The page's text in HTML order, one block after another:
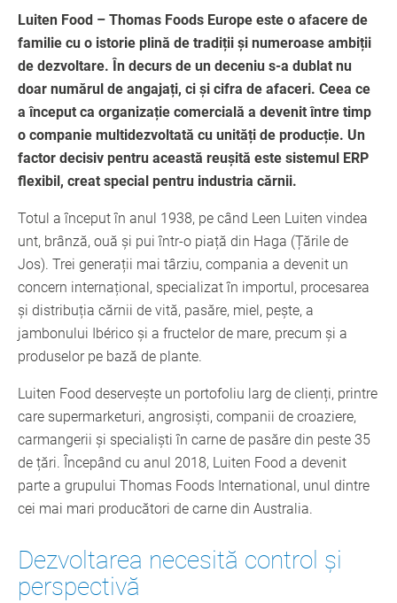
Luiten Food – Thomas Foods Europe este o afacere de
familie cu o istorie plină de tradiții și numeroase ambiții
de dezvoltare. În decurs de un deceniu s-a dublat nu
doar numărul de angajați, ci și cifra de afaceri. Ceea ce
a început ca organizație comercială a devenit între timp
o companie multidezvoltată cu unități de producție. Un
factor decisiv pentru această reușită este sistemul ERP
flexibil, creat special pentru industria cărnii.
Totul a început în anul 1938, pe când Leen Luiten vindea
unt, brânză, ouă și pui într-o piață din Haga (Țările de
Jos). Trei generații mai târziu, compania a devenit un
concern internațional, specializat în importul, procesarea
și distribuția cărnii de vită, pasăre, miel, pește, a
jambonului Ibérico și a fructelor de mare, precum și a
produselor pe bază de plante.
Luiten Food deservește un portofoliu larg de clienți, printre
care supermarketuri, angrosiști, companii de croaziere,
carmangerii și specialiști în carne de pasăre din peste 35
de țări. Începând cu anul 2018, Luiten Food a devenit
parte a grupului Thomas Foods International, unul dintre
cei mai mari producători de carne din Australia.
Dezvoltarea necesită control și
perspectivă